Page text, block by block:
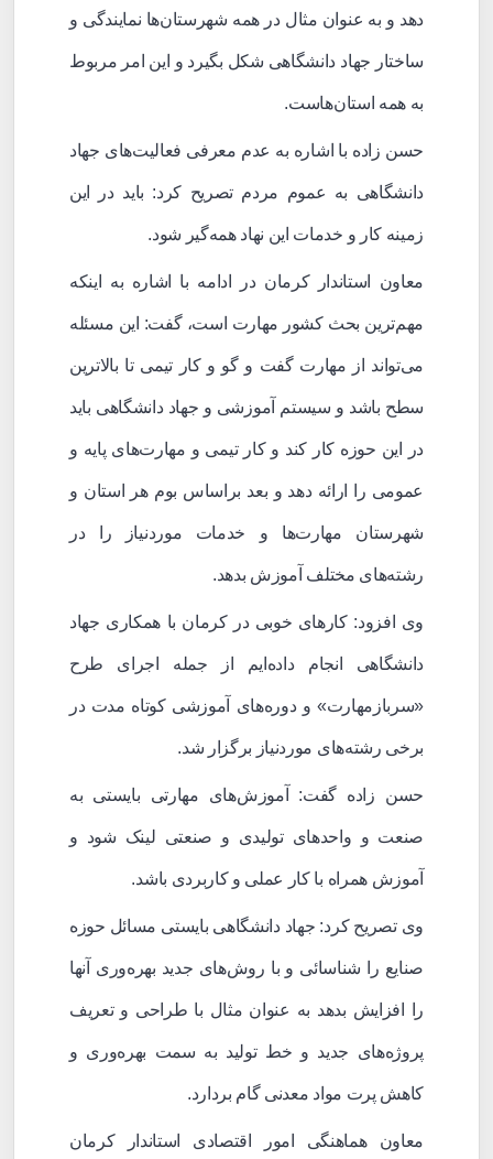
دهد و به عنوان مثال در همه شهرستان‌ها نمایندگی و
ساختار جهاد دانشگاهی شکل بگیرد و این امر مربوط
به همه استان‌هاست.
حسن زاده با اشاره به عدم معرفی فعالیت‌های جهاد
دانشگاهی به عموم مردم تصریح کرد: باید در این
زمینه کار و خدمات این نهاد همه‌گیر شود.
معاون استاندار کرمان در ادامه با اشاره به اینکه
مهم‌ترین بحث کشور مهارت است، گفت: این مسئله
می‌تواند از مهارت گفت و گو و کار تیمی تا بالاترین
سطح باشد و سیستم آموزشی و جهاد دانشگاهی باید
در این حوزه کار کند و کار تیمی و مهارت‌های پایه و
عمومی را ارائه دهد و بعد براساس بوم هر استان و
شهرستان مهارت‌ها و خدمات موردنیاز را در
رشته‌های مختلف آموزش بدهد.
وی افزود: کارهای خوبی در کرمان با همکاری جهاد
دانشگاهی انجام داده‌ایم از جمله اجرای طرح
«سربازمهارت» و دوره‌های آموزشی کوتاه مدت در
برخی رشته‌های موردنیاز برگزار شد.
حسن زاده گفت: آموزش‌های مهارتی بایستی به
صنعت و واحدهای تولیدی و صنعتی لینک شود و
آموزش همراه با کار عملی و کاربردی باشد.
وی تصریح کرد: جهاد دانشگاهی بایستی مسائل حوزه
صنایع را شناسائی و با روش‌های جدید بهره‌وری آنها
را افزایش بدهد به عنوان مثال با طراحی و تعریف
پروژه‌های جدید و خط تولید به سمت بهره‌وری و
کاهش پرت مواد معدنی گام بردارد.
معاون هماهنگی امور اقتصادی استاندار کرمان